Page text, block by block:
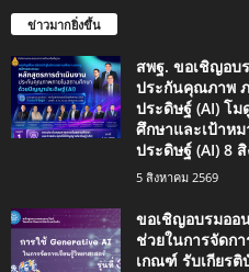
ข่าวมากยิ่งขึ้น
สพฐ. ขอเชิญอบ
ประกันคุณภาพ
ประดิษฐ์ (AI) โ
ศึกษาและเป้าห
ประดิษฐ์ (AI) 8
5 สิงหาคม 2569
ขอเชิญอบรมออ
ช่วยในการจัดก
เกณฑ์ รับเกียร